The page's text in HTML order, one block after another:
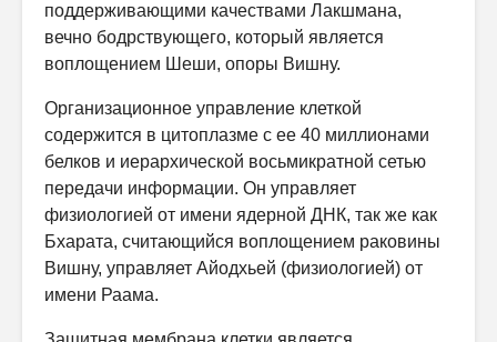
поддерживающими качествами Лакшмана,
вечно бодрствующего, который является
воплощением Шеши, опоры Вишну.
Организационное управление клеткой
содержится в цитоплазме с ее 40 миллионами
белков и иерархической восьмикратной сетью
передачи информации. Он управляет
физиологией от имени ядерной ДНК, так же как
Бхарата, считающийся воплощением раковины
Вишну, управляет Айодхьей (физиологией) от
имени Раама.